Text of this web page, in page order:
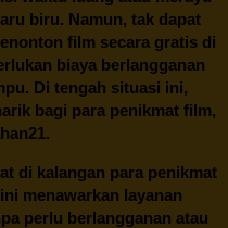
biru. Namun, tak dapat
film secara gratis di
biaya berlangganan
Di tengah situasi ini,
bagi para penikmat film,
di kalangan para penikmat
menawarkan layanan
perlu berlangganan atau